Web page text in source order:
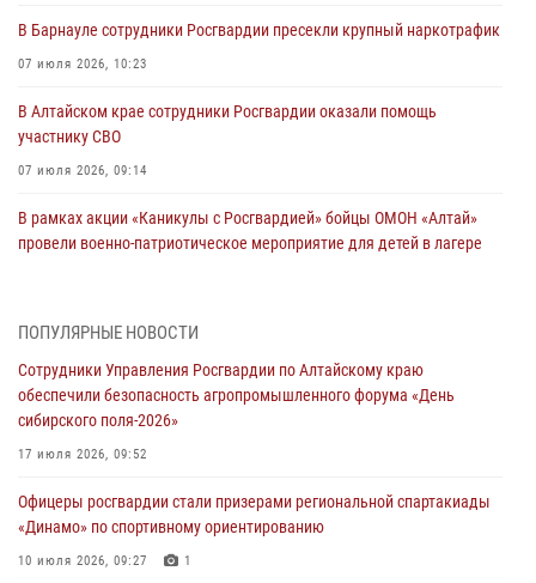
В Барнауле сотрудники Росгвардии пресекли крупный наркотрафик
07 июля 2026, 10:23
В Алтайском крае сотрудники Росгвардии оказали помощь
участнику СВО
07 июля 2026, 09:14
В рамках акции «Каникулы с Росгвардией» бойцы ОМОН «Алтай»
провели военно-патриотическое мероприятие для детей в лагере
акции «Коробка храбрости»
Сотрудники Росгвардии провели встречу с юными пограничниками
03 июля 2026, 04:03
Управление Росгвардии по Алтайскому краю провело для детей
ПОПУЛЯРНЫЕ НОВОСТИ
Сотрудники Управления Росгвардии по Алтайскому краю
обеспечили безопасность агропромышленного форума «День
сибирского поля-2026»
17 июля 2026, 09:52
Офицеры росгвардии стали призерами региональной спартакиады
«Динамо» по спортивному ориентированию
10 июля 2026, 09:27 1